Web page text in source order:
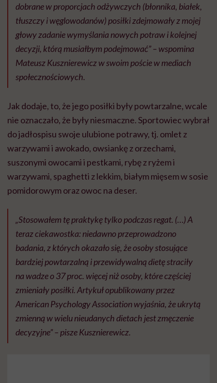
dobrane w proporcjach odżywczych (błonnika, białek,
tłuszczy i węglowodanów) posiłki zdejmowały z mojej
głowy zadanie wymyślania nowych potraw i kolejnej
decyzji, którą musiałbym podejmować” – wspomina
Mateusz Kusznierewicz w swoim poście w mediach
społecznościowych.
Jak dodaje, to, że jego posiłki były powtarzalne, wcale
nie oznaczało, że były niesmaczne. Sportowiec wybrał
do jadłospisu swoje ulubione potrawy, tj. omlet z
warzywami i awokado, owsiankę z orzechami,
suszonymi owocami i pestkami, rybę z ryżem i
warzywami, spaghetti z lekkim, białym mięsem w sosie
pomidorowym oraz owoc na deser.
„Stosowałem tę praktykę tylko podczas regat. (…) A
teraz ciekawostka: niedawno przeprowadzono
badania, z których okazało się, że osoby stosujące
bardziej powtarzalną i przewidywalną dietę straciły
na wadze o 37 proc. więcej niż osoby, które częściej
zmieniały posiłki. Artykuł opublikowany przez
American Psychology Association wyjaśnia, że ukrytą
zmienną w wielu nieudanych dietach jest zmęczenie
decyzyjne” – pisze Kusznierewicz.